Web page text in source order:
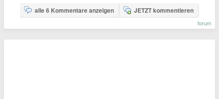
alle 6 Kommentare anzeigen JETZT kommentieren
forum